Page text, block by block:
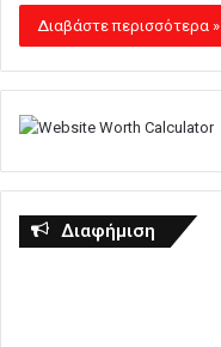
Διαβάστε περισσότερα »
Διαφήμιση